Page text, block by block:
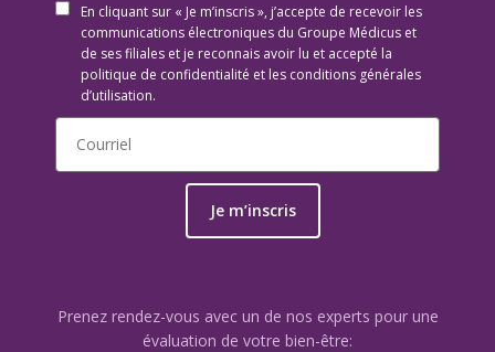
En cliquant sur « Je m’inscris », j’accepte de recevoir les
communications électroniques du Groupe Médicus et
de ses filiales et je reconnais avoir lu et accepté la
politique de confidentialité et les conditions générales
d’utilisation.
Je m’inscris
Prenez rendez-vous avec un de nos experts pour une
évaluation de votre bien-être: